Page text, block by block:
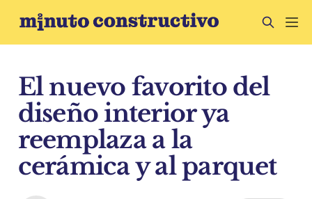
El nuevo favorito del
diseño interior ya
reemplaza a la
cerámica y al parquet